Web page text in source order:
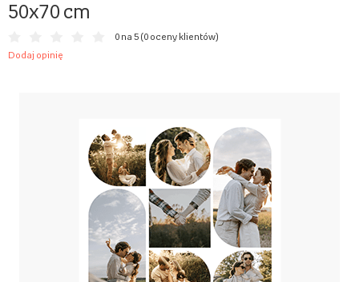
50x70 cm
0 na 5 (0 oceny klientów)
Dodaj opinię